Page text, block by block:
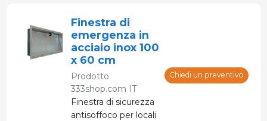
Finestra di
emergenza in
acciaio inox 100
x 60 cm
Prodotto
333shop.com IT
Finestra di sicurezza
antisoffoco per locali
Chiedi un preventivo